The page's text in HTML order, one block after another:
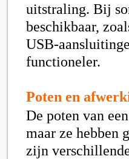
uitstraling. Bij
beschikbaar,
USB-
functioneler.
Poten en
De poten van
maar ze hebben
zijn